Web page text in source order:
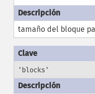
tamaño del bloque
'blocks'